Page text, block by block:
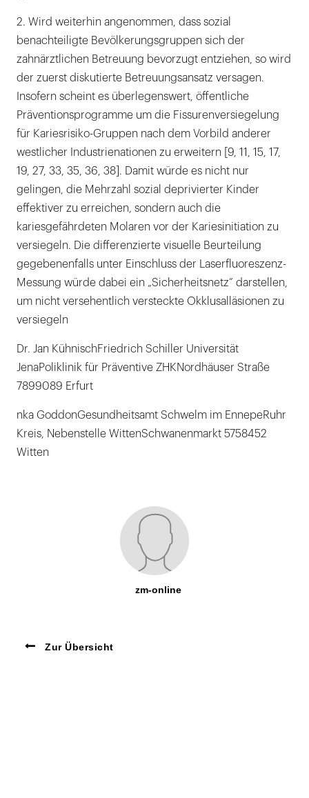
2. Wird weiterhin angenommen, dass sozial
benachteiligte Bevölkerungsgruppen sich der
zahnärztlichen Betreuung bevorzugt entziehen, so wird
der zuerst diskutierte Betreuungsansatz versagen.
Insofern scheint es überlegenswert, öffentliche
Präventionsprogramme um die Fissurenversiegelung
für Kariesrisiko-Gruppen nach dem Vorbild anderer
westlicher Industrienationen zu erweitern [9, 11, 15, 17,
19, 27, 33, 35, 36, 38]. Damit würde es nicht nur
gelingen, die Mehrzahl sozial deprivierter Kinder
effektiver zu erreichen, sondern auch die
kariesgefährdeten Molaren vor der Kariesinitiation zu
versiegeln. Die differenzierte visuelle Beurteilung
gegebenenfalls unter Einschluss der Laserfluoreszenz-
Messung würde dabei ein „Sicherheitsnetz” darstellen,
um nicht versehentlich versteckte Okklusalläsionen zu
versiegeln
Dr. Jan KühnischFriedrich Schiller Universität
JenaPoliklinik für Präventive ZHKNordhäuser Straße
7899089 Erfurt
nka GoddonGesundheitsamt Schwelm im EnnepeRuhr
Kreis, Nebenstelle WittenSchwanenmarkt 5758452
Witten
zm-online
Zur Übersicht